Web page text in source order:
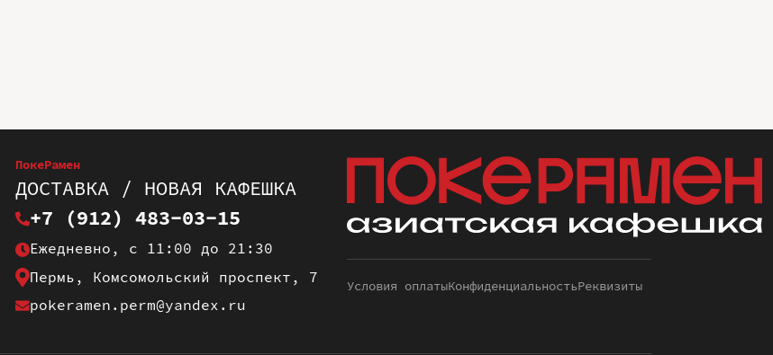
ПокеРамен
ДОСТАВКА / НОВАЯ КАФЕШКА
+7 (912) 483-03-15
Ежедневно, с 11:00 до 21:30
Пермь, Комсомольский проспект, 7
pokeramen.perm@yandex.ru
Условия оплатыКонфиденциальностьРеквизиты